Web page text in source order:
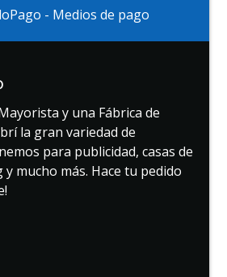
y una Fábrica de
la gran variedad de
para publicidad, casas de
mucho más. Hace tu pedido